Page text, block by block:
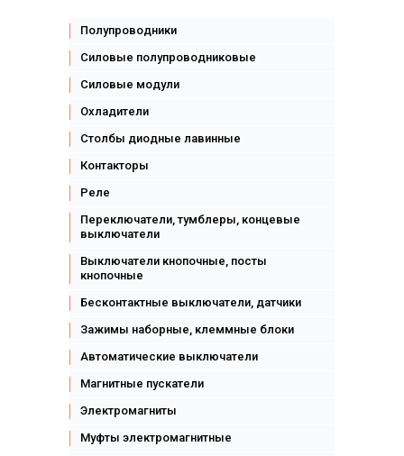
Полупроводники
Силовые полупроводниковые
Силовые модули
Охладители
Столбы диодные лавинные
Контакторы
Реле
Переключатели, тумблеры, концевые
выключатели
Выключатели кнопочные, посты
кнопочные
Бесконтактные выключатели, датчики
Зажимы наборные, клеммные блоки
Автоматические выключатели
Магнитные пускатели
Электромагниты
Муфты электромагнитные